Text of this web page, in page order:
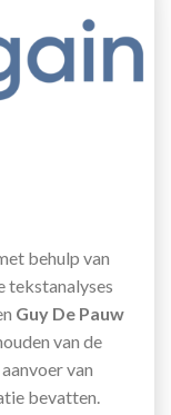
behulp van
tekstanalyses
Guy De Pauw
van de
van
bevatten.